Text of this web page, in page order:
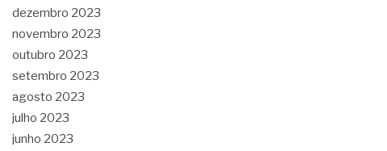
dezembro 2023
novembro 2023
outubro 2023
setembro 2023
agosto 2023
julho 2023
junho 2023